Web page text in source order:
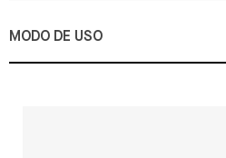
MODO DE USO